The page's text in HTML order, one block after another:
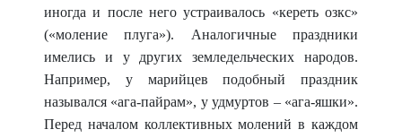
иногда и после него устраивалось «кереть озкс»
(«моление плуга»). Аналогичные праздники
имелись и у других земледельческих народов.
Например, у марийцев подобный праздник
назывался «ага-пайрам», у удмуртов – «ага-яшки».
Перед началом коллективных молений в каждом